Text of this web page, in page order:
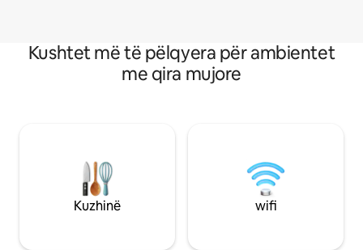
Kushtet më të pëlqyera për ambientet
me qira mujore
Kuzhinë wifi